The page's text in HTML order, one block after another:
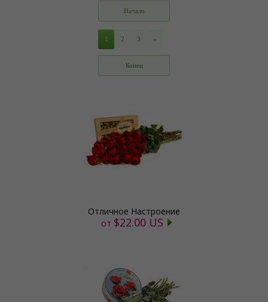
Начало
1 2 3 »
Конец
Отличное Настроение
от $22.00 US